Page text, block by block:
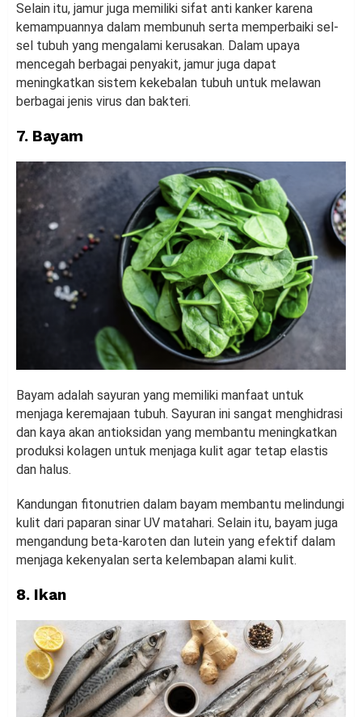
Selain itu, jamur juga memiliki sifat anti kanker karena
kemampuannya dalam membunuh serta memperbaiki sel-
sel tubuh yang mengalami kerusakan. Dalam upaya
mencegah berbagai penyakit, jamur juga dapat
meningkatkan sistem kekebalan tubuh untuk melawan
berbagai jenis virus dan bakteri.
7. Bayam
Bayam adalah sayuran yang memiliki manfaat untuk
menjaga keremajaan tubuh. Sayuran ini sangat menghidrasi
dan kaya akan antioksidan yang membantu meningkatkan
produksi kolagen untuk menjaga kulit agar tetap elastis
dan halus.
Kandungan fitonutrien dalam bayam membantu melindungi
kulit dari paparan sinar UV matahari. Selain itu, bayam juga
mengandung beta-karoten dan lutein yang efektif dalam
menjaga kekenyalan serta kelembapan alami kulit.
8. Ikan